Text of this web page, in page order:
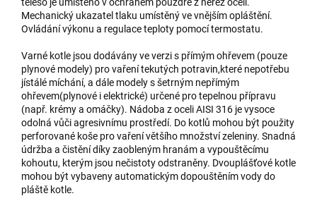
Mechanický ukazatel tlaku umístěný ve vnějším opláštění.
Ovládání výkonu a regulace teploty pomocí termostatu.
Varné kotle jsou dodávány ve verzi s přímým ohřevem (pouze
plynové modely) pro vaření tekutých potravin,které nepotřebu
jístálé míchání, a dále modely s šetrným nepřímým
ohřevem(plynové i elektrické) určené pro tepelnou přípravu
(např. krémy a omáčky). Nádoba z oceli AISI 316 je vysoce
odolná vůči agresivnímu prostředí. Do kotlů mohou být použity
perforované koše pro vaření většího množství zeleniny. Snadná
údržba a čistění díky zaobleným hranám a vypouštěcímu
kohoutu, kterým jsou nečistoty odstraněny. Dvouplášťové kotle
mohou být vybaveny automatickým dopouštěním vody do
pláště kotle.